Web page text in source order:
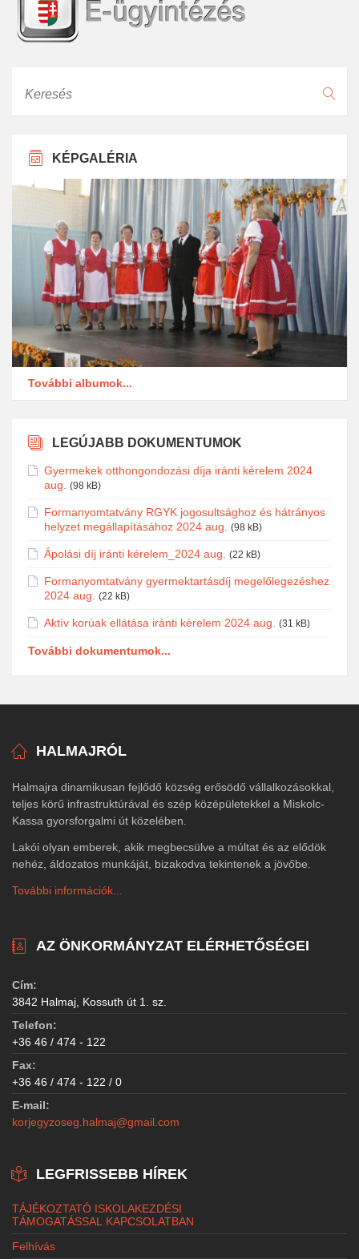
KÉPGALÉRIA
További albumok...
LEGÚJABB DOKUMENTUMOK
Gyermekek otthongondozási díja iránti kérelem 2024
aug.
(98 kB)
Formanyomtatvány RGYK jogosultsághoz és hátrányos
helyzet megállapításához 2024 aug.
(98 kB)
Ápolási díj iránti kérelem_2024 aug. (22 kB)
Formanyomtatvány gyermektartásdíj megelőlegezéshez
2024 aug.
(22 kB)
Aktív korúak ellátása iránti kérelem 2024 aug. (31 kB)
További dokumentumok...
HALMAJRÓL
Halmajra dinamikusan fejlődő község erősödő vállalkozásokkal,
teljes körű infrastruktúrával és szép középületekkel a Miskolc-
Kassa gyorsforgalmi út közelében.
Lakói olyan emberek, akik megbecsülve a múltat és az elődök
nehéz, áldozatos munkáját, bizakodva tekintenek a jövőbe.
További információk...
AZ ÖNKORMÁNYZAT ELÉRHETŐSÉGEI
Cím:
3842 Halmaj, Kossuth út 1. sz.
Telefon:
+36 46 / 474 - 122
Fax:
+36 46 / 474 - 122 / 0
E-mail:
korjegyzoseg.halmaj@gmail.com
LEGFRISSEBB HÍREK
TÁJÉKOZTATÓ ISKOLAKEZDÉSI
TÁMOGATÁSSAL KAPCSOLATBAN
Felhívás